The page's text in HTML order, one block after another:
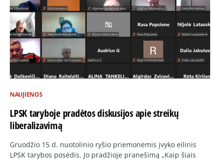
NAUJIENOS
LPSK taryboje pradėtos diskusijos apie streikų
liberalizavimą
Gruodžio 15 d. nuotolinio ryšio priemonėmis įvyko eilinis
LPSK tarybos posėdis. Jo pradžioje pranešimą „Kaip šiais